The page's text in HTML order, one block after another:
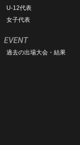
U-12代表
女子代表
EVENT
過去の出場大会・結果